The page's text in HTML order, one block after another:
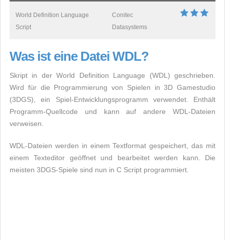
World Definition Language
Script
Conitec
Datasystems
Was ist eine Datei WDL?
Skript in der World Definition Language (WDL) geschrieben.
Wird für die Programmierung von Spielen in 3D Gamestudio
(3DGS), ein Spiel-Entwicklungsprogramm verwendet. Enthält
Programm-Quellcode und kann auf andere WDL-Dateien
verweisen.
WDL-Dateien werden in einem Textformat gespeichert, das mit
einem Texteditor geöffnet und bearbeitet werden kann. Die
meisten 3DGS-Spiele sind nun in C Script programmiert.